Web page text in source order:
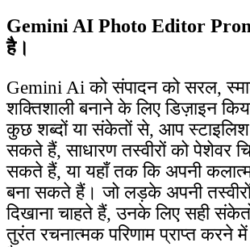
Gemini AI Photo Editor
है।
Gemini Ai को संपादन को सरल,
शक्तिशाली बनाने के लिए डिज़ाइन
कुछ शब्दों या संकेतों से, आप
सकते हैं, साधारण तस्वीरों को पेशेवर
सकते हैं, या यहाँ तक कि अपनी
बना सकते हैं। जो लड़के अपनी
दिखाना चाहते हैं, उनके लिए सही
तुरंत रचनात्मक परिणाम प्राप्त करने